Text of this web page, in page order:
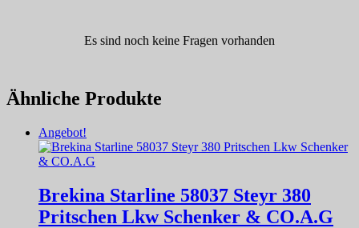
Es sind noch keine Fragen vorhanden
Ähnliche Produkte
Angebot!
Brekina Starline 58037 Steyr 380
Pritschen Lkw Schenker & CO.A.G